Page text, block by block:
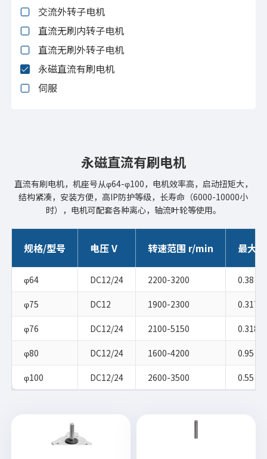
交流外转子电机
直流无刷内转子电机
直流无刷外转子电机
永磁直流有刷电机
伺服
永磁直流有刷电机
直流有刷电机，机座号从φ64-φ100，电机效率高，启动扭矩大，
结构紧凑，安装方便，高IP防护等级，长寿命（6000-10000小
时），电机可配套各种离心，轴流叶轮等使用。
规格/型号 电压 V 转速范围 r/min 最大
φ64 DC12/24 2200-3200 0.38
φ75 DC12 1900-2300 0.317
φ76 DC12/24 2100-5150 0.318
φ80 DC12/24 1600-4200 0.95
φ100 DC12/24 2600-3500 0.55